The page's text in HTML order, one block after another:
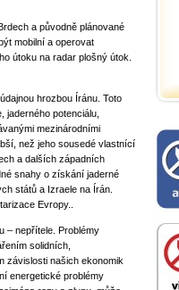
a původně plánované
mobilní a operovat
útoku na radar plošný útok.
hrozbou Íránu. Toto
potenciálu,
mezinárodními
než jeho sousedé vlastnící
a dalších západních
snahy o získání jaderné
států a Izraele na Írán.
Evropy..
– nepřítele. Problémy
solidních,
závislosti našich ekonomik
energetické problémy